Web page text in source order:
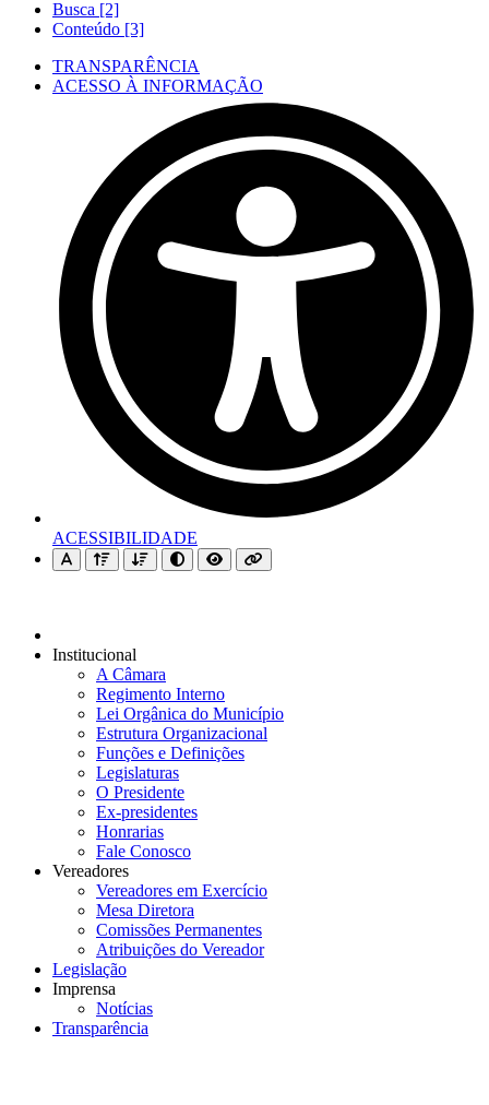
Busca [2]
Conteúdo [3]
TRANSPARÊNCIA
ACESSO À INFORMAÇÃO
ACESSIBILIDADE
Institucional
A Câmara
Regimento Interno
Lei Orgânica do Município
Estrutura Organizacional
Funções e Definições
Legislaturas
O Presidente
Ex-presidentes
Honrarias
Fale Conosco
Vereadores
Vereadores em Exercício
Mesa Diretora
Comissões Permanentes
Atribuições do Vereador
Legislação
Imprensa
Notícias
Transparência